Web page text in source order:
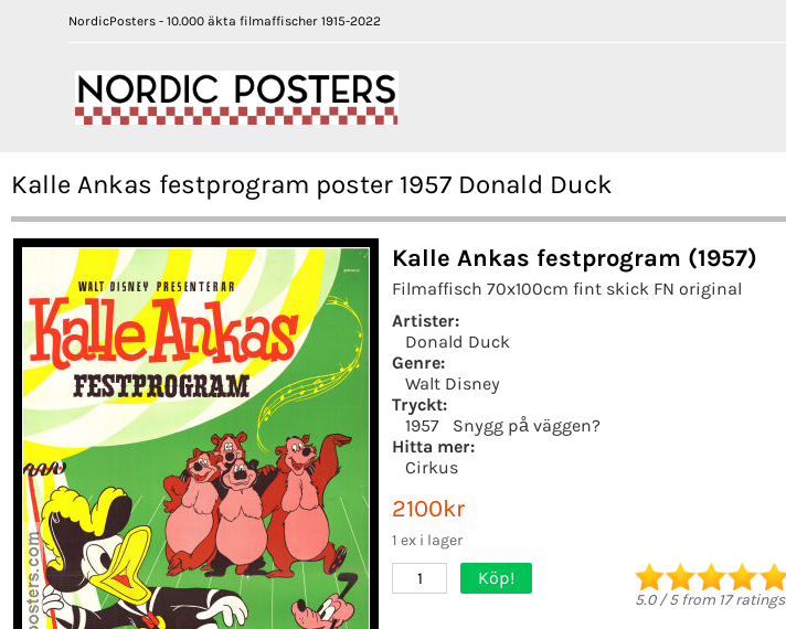
NordicPosters - 10.000 äkta filmaffischer 1915-2022
Kalle Ankas festprogram poster 1957 Donald Duck
Kalle Ankas festprogram (1957)
Filmaffisch 70x100cm fint skick FN original
Artister:
Donald Duck
Genre:
Walt Disney
Tryckt:
1957
Snygg på väggen?
Hitta mer:
Cirkus
2100kr
1 ex i lager
1 Köp!
5.0/5from 17ratings